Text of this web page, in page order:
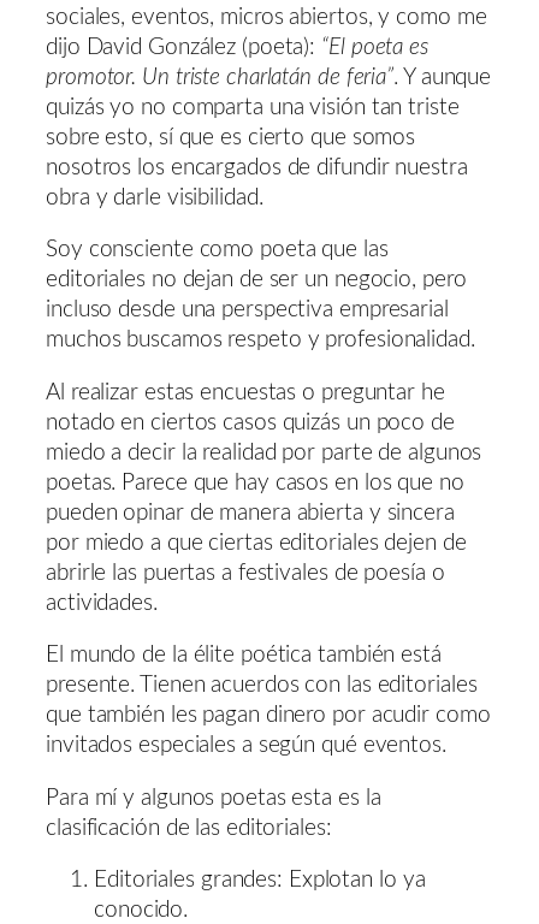
sociales, eventos, micros abiertos, y como me
dijo David González (poeta): “El poeta es
promotor. Un triste charlatán de feria”. Y aunque
quizás yo no comparta una visión tan triste
sobre esto, sí que es cierto que somos
nosotros los encargados de difundir nuestra
obra y darle visibilidad.
Soy consciente como poeta que las
editoriales no dejan de ser un negocio, pero
incluso desde una perspectiva empresarial
muchos buscamos respeto y profesionalidad.
Al realizar estas encuestas o preguntar he
notado en ciertos casos quizás un poco de
miedo a decir la realidad por parte de algunos
poetas. Parece que hay casos en los que no
pueden opinar de manera abierta y sincera
por miedo a que ciertas editoriales dejen de
abrirle las puertas a festivales de poesía o
actividades.
El mundo de la élite poética también está
presente. Tienen acuerdos con las editoriales
que también les pagan dinero por acudir como
invitados especiales a según qué eventos.
Para mí y algunos poetas esta es la
clasificación de las editoriales:
Editoriales grandes: Explotan lo ya
conocido.